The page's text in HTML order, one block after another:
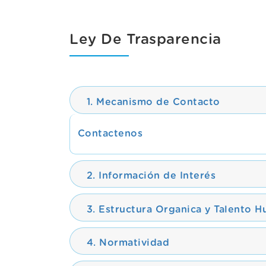
Ley De Trasparencia
1. Mecanismo de Contacto
Contactenos
2. Información de Interés
3. Estructura Organica y Talento
4. Normatividad